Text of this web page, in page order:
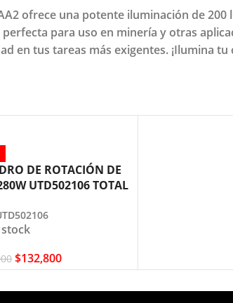
ofrece una potente iluminación de
para uso en minería y otras
en tus tareas más exigentes. ¡Ilumina
DE ROTACIÓN DE
UTD502106 TOTAL
stock
$132,800